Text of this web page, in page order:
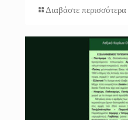
Διαβάστε περισσότερα